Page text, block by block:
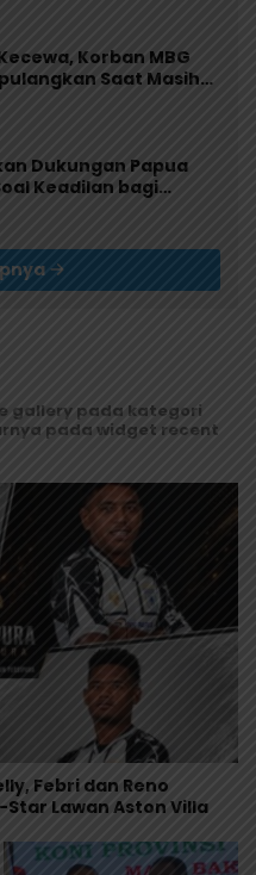
Korban MBG
Saat Masih
Dukungan Papua
Keadilan bagi
gallery pada kategori
pada widget recent
Febri dan Reno
Lawan Aston Villa